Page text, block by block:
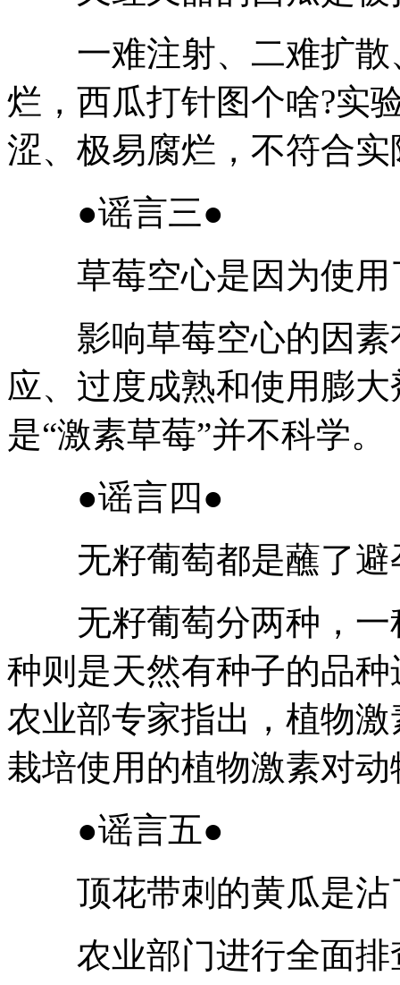
一难注射、二难扩散
烂，西瓜打针图个啥?实
涩、极易腐烂，不符合实
●谣言三●
草莓空心是因为使用
影响草莓空心的因素
应、过度成熟和使用膨
是“激素草莓”并不科学。
●谣言四●
无籽葡萄都是蘸了避
无籽葡萄分两种，一
种则是天然有种子的品
农业部专家指出，植物
栽培使用的植物激素对
●谣言五●
顶花带刺的黄瓜是沾
农业部门进行全面排